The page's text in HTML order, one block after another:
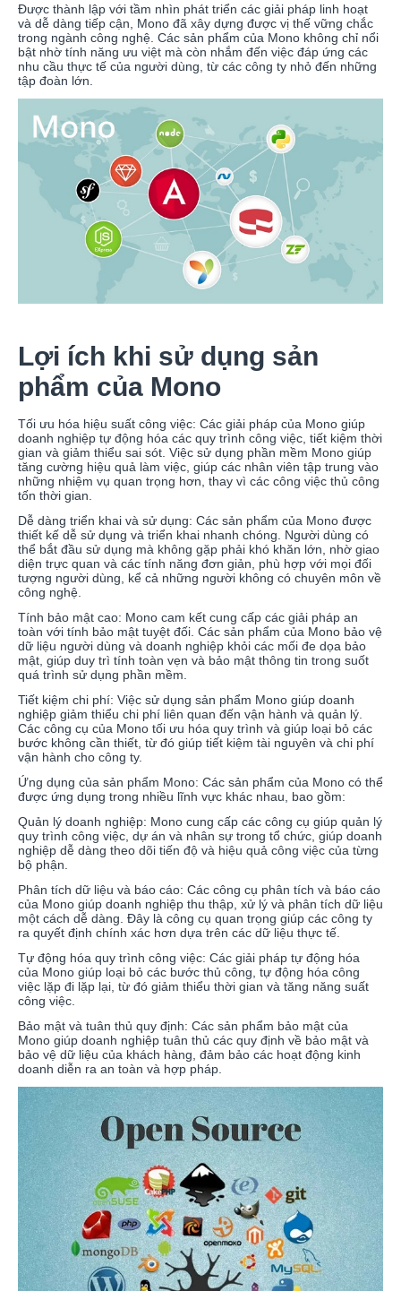
Được thành lập với tầm nhìn phát triển các giải pháp linh hoạt
và dễ dàng tiếp cận, Mono đã xây dựng được vị thế vững chắc
trong ngành công nghệ. Các sản phẩm của Mono không chỉ nổi
bật nhờ tính năng ưu việt mà còn nhắm đến việc đáp ứng các
nhu cầu thực tế của người dùng, từ các công ty nhỏ đến những
tập đoàn lớn.
Lợi ích khi sử dụng sản
phẩm của Mono
Tối ưu hóa hiệu suất công việc: Các giải pháp của Mono giúp
doanh nghiệp tự động hóa các quy trình công việc, tiết kiệm thời
gian và giảm thiểu sai sót. Việc sử dụng phần mềm Mono giúp
tăng cường hiệu quả làm việc, giúp các nhân viên tập trung vào
những nhiệm vụ quan trọng hơn, thay vì các công việc thủ công
tốn thời gian.
Dễ dàng triển khai và sử dụng: Các sản phẩm của Mono được
thiết kế dễ sử dụng và triển khai nhanh chóng. Người dùng có
thể bắt đầu sử dụng mà không gặp phải khó khăn lớn, nhờ giao
diện trực quan và các tính năng đơn giản, phù hợp với mọi đối
tượng người dùng, kể cả những người không có chuyên môn về
công nghệ.
Tính bảo mật cao: Mono cam kết cung cấp các giải pháp an
toàn với tính bảo mật tuyệt đối. Các sản phẩm của Mono bảo vệ
dữ liệu người dùng và doanh nghiệp khỏi các mối đe dọa bảo
mật, giúp duy trì tính toàn vẹn và bảo mật thông tin trong suốt
quá trình sử dụng phần mềm.
Tiết kiệm chi phí: Việc sử dụng sản phẩm Mono giúp doanh
nghiệp giảm thiểu chi phí liên quan đến vận hành và quản lý.
Các công cụ của Mono tối ưu hóa quy trình và giúp loại bỏ các
bước không cần thiết, từ đó giúp tiết kiệm tài nguyên và chi phí
vận hành cho công ty.
Ứng dụng của sản phẩm Mono: Các sản phẩm của Mono có thể
được ứng dụng trong nhiều lĩnh vực khác nhau, bao gồm:
Quản lý doanh nghiệp: Mono cung cấp các công cụ giúp quản lý
quy trình công việc, dự án và nhân sự trong tổ chức, giúp doanh
nghiệp dễ dàng theo dõi tiến độ và hiệu quả công việc của từng
bộ phận.
Phân tích dữ liệu và báo cáo: Các công cụ phân tích và báo cáo
của Mono giúp doanh nghiệp thu thập, xử lý và phân tích dữ liệu
một cách dễ dàng. Đây là công cụ quan trọng giúp các công ty
ra quyết định chính xác hơn dựa trên các dữ liệu thực tế.
Tự động hóa quy trình công việc: Các giải pháp tự động hóa
của Mono giúp loại bỏ các bước thủ công, tự động hóa công
việc lặp đi lặp lại, từ đó giảm thiểu thời gian và tăng năng suất
công việc.
Bảo mật và tuân thủ quy định: Các sản phẩm bảo mật của
Mono giúp doanh nghiệp tuân thủ các quy định về bảo mật và
bảo vệ dữ liệu của khách hàng, đảm bảo các hoạt động kinh
doanh diễn ra an toàn và hợp pháp.